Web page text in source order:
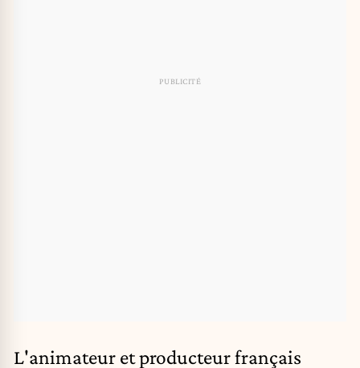
L'animateur et producteur français